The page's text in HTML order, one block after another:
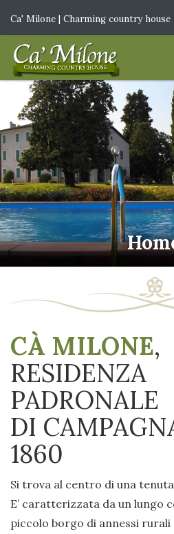
Ca' Milone | Charming country house
CÀ MILONE,
RESIDENZA
PADRONALE
DI
1860
Si trova al centro di una
E’ caratterizzata da un lungo
piccolo borgo di annessi